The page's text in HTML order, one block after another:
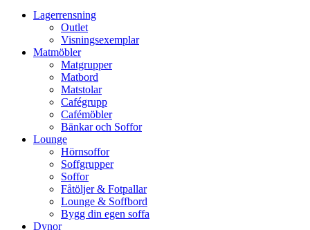
Lagerrensning
Outlet
Visningsexemplar
Matmöbler
Matgrupper
Matbord
Matstolar
Cafégrupp
Cafémöbler
Bänkar och Soffor
Lounge
Hörnsoffor
Soffgrupper
Soffor
Fåtöljer & Fotpallar
Lounge & Soffbord
Bygg din egen soffa
Dynor